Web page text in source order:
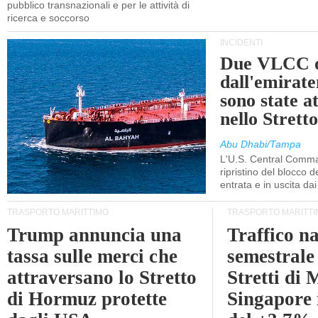
pubblico transnazionali e per le attività di
ricerca e soccorso
INCIDENTI
Due VLCC
sono state
nello
Abu Dhabi/Tampa
L'U.S. Central
ripristino del blocco
entrata e in uscita
TRASPORTO MARITTIMO
Trump annuncia una
tassa sulle merci che
attraversano lo Stretto
di Hormuz protette
TRASPORTO
Traffico
Stretti di